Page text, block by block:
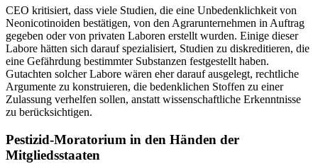
CEO kritisiert, dass viele Studien, die eine Unbedenklichkeit von
Neonicotinoiden bestätigen, von den Agrarunternehmen in Auftrag
gegeben oder von privaten Laboren erstellt wurden. Einige dieser
Labore hätten sich darauf spezialisiert, Studien zu diskreditieren, die
eine Gefährdung bestimmter Substanzen festgestellt haben.
Gutachten solcher Labore wären eher darauf ausgelegt, rechtliche
Argumente zu konstruieren, die bedenklichen Stoffen zu einer
Zulassung verhelfen sollen, anstatt wissenschaftliche Erkenntnisse
zu berücksichtigen.
Pestizid-Moratorium in den Händen der
Mitgliedsstaaten